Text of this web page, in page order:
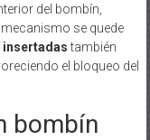
del bombín,
se quede
insertadastambién
el bloqueo del
bombín